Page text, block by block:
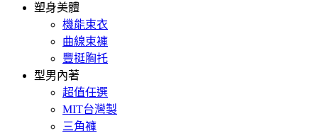
塑身美體
機能束衣
曲線束褲
豐挺胸托
型男內著
超值任選
MIT台灣製
三角褲